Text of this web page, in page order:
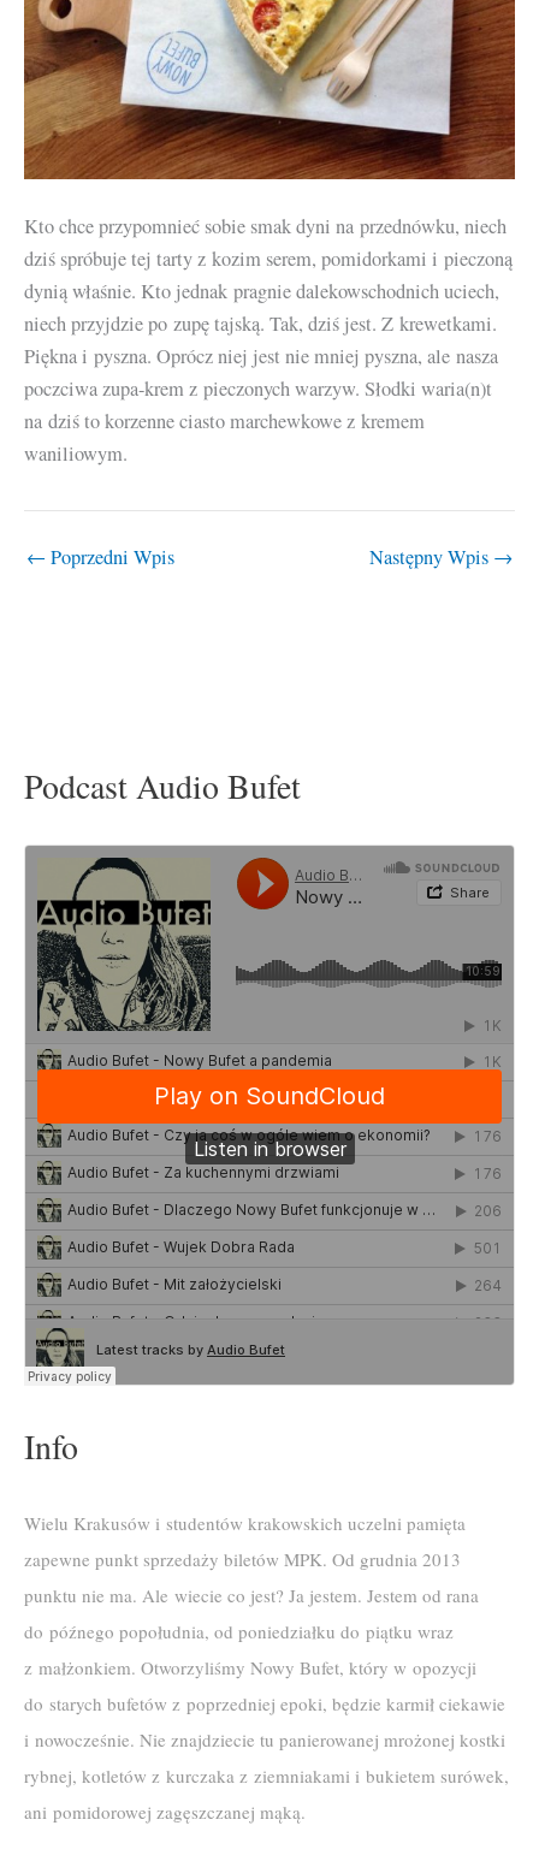
Kto chce przypomnieć sobie smak dyni na przednówku, niech
dziś spróbuje tej tarty z kozim serem, pomidorkami i pieczoną
dynią właśnie. Kto jednak pragnie dalekowschodnich uciech,
niech przyjdzie po zupę tajską. Tak, dziś jest. Z krewetkami.
Piękna i pyszna. Oprócz niej jest nie mniej pyszna, ale nasza
poczciwa zupa-krem z pieczonych warzyw. Słodki waria(n)t
na dziś to korzenne ciasto marchewkowe z kremem
waniliowym.
← Poprzedni Wpis Następny Wpis →
Podcast Audio Bufet
Info
Wielu Krakusów i studentów krakowskich uczelni pamięta
zapewne punkt sprzedaży biletów MPK. Od grudnia 2013
punktu nie ma. Ale wiecie co jest? Ja jestem. Jestem od rana
do późnego popołudnia, od poniedziałku do piątku wraz
z małżonkiem. Otworzyliśmy Nowy Bufet, który w opozycji
do starych bufetów z poprzedniej epoki, będzie karmił ciekawie
i nowocześnie. Nie znajdziecie tu panierowanej mrożonej kostki
rybnej, kotletów z kurczaka z ziemniakami i bukietem surówek,
ani pomidorowej zagęszczanej mąką.